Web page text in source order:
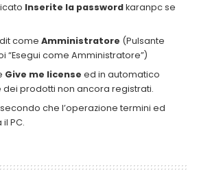
Inserite la passwordkaranpc se
come Amministratore (Pulsante
“Esegui come Amministratore”)
Give me license ed in automatico
dei prodotti non ancora registrati.
che l’operazione termini ed
PC.